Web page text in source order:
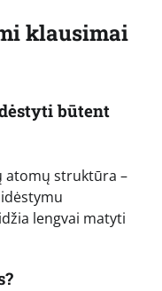
klausimai
būtent
atomų struktūra –
lengvai matyti